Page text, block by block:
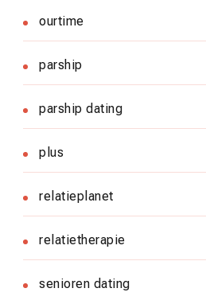
ourtime
parship
parship dating
plus
relatieplanet
relatietherapie
senioren dating